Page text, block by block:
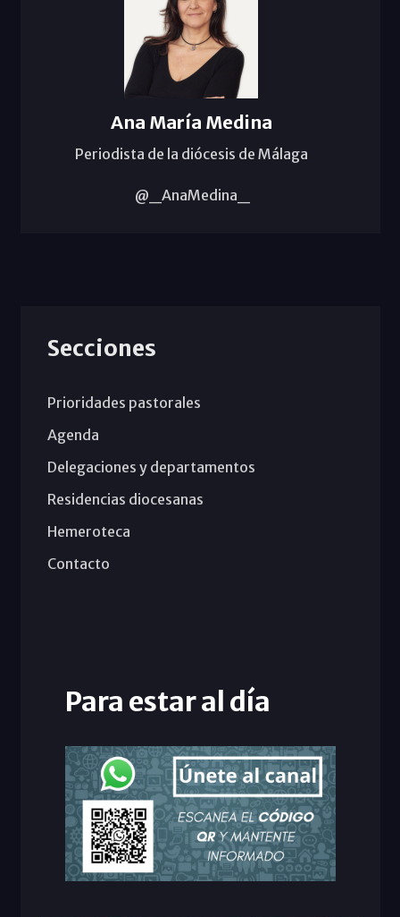
Ana María Medina
Periodista de la diócesis de Málaga
@_AnaMedina_
Secciones
Prioridades pastorales
Agenda
Delegaciones y departamentos
Residencias diocesanas
Hemeroteca
Contacto
Para estar al día